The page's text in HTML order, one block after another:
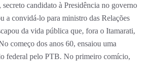
candidato à Presidência no governo
a convidá-lo para ministro das Relações
da vida pública que, fora o Itamarati,
começo dos anos 60, ensaiou uma
federal pelo PTB. No primeiro comício,